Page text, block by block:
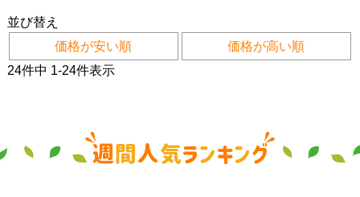
並び替え
価格が安い順
価格が高い順
24件中 1-24件表示